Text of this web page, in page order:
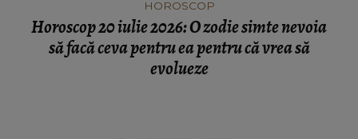
HOROSCOP
Horoscop 20 iulie 2026: O zodie simte nevoia
să facă ceva pentru ea pentru că vrea să
evolueze